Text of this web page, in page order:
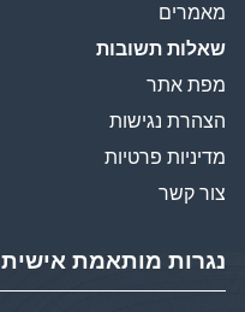
מאמרים
שאלות תשובות
מפת אתר
הצהרת נגישות
מדיניות פרטיות
צור קשר
נגרות מותאמת אישית